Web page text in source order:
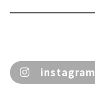
instagram